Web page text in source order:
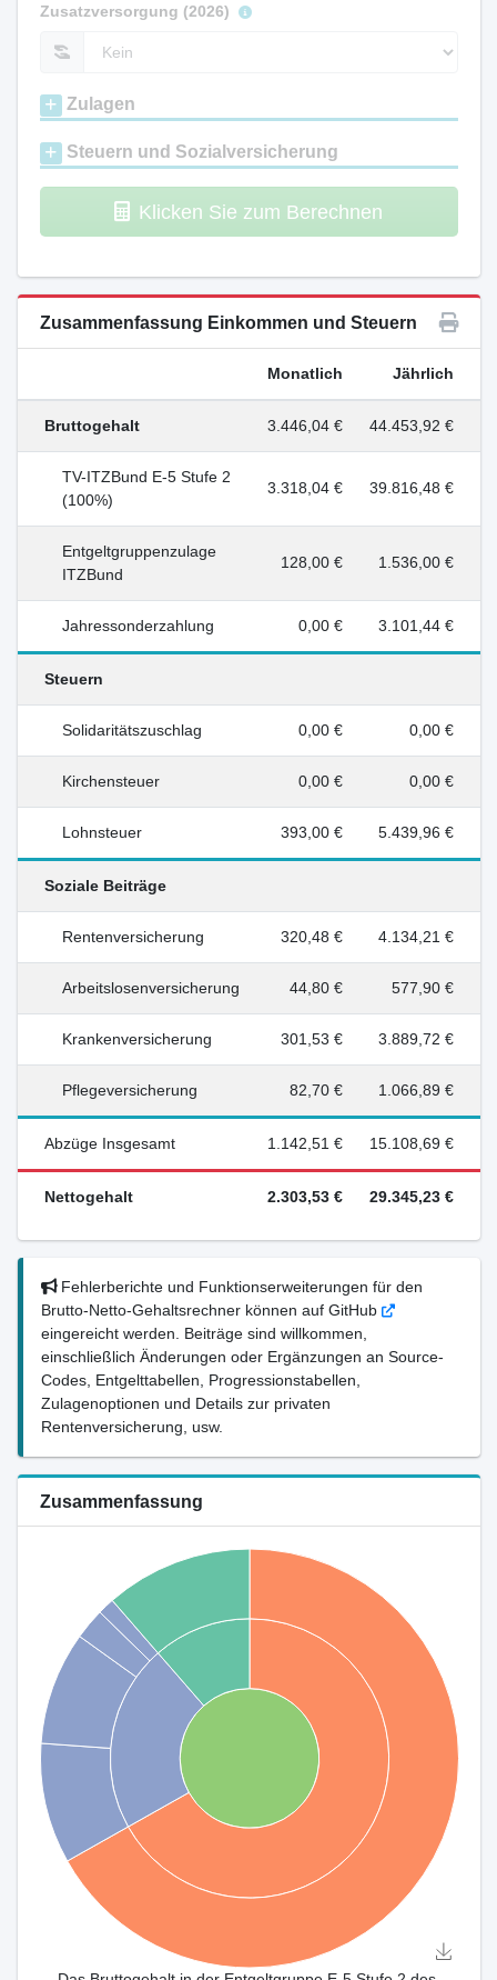
Zusatzversorgung (2026)
Zulagen
Steuern und Sozialversicherung
Klicken Sie zum Berechnen
Zusammenfassung Einkommen und Steuern
Monatlich Jährlich
Bruttogehalt 3.446,04 € 44.453,92 €
TV-ITZBund E-5 Stufe 2
(100%)
3.318,04 € 39.816,48 €
Entgeltgruppenzulage
ITZBund
128,00 € 1.536,00 €
Jahressonderzahlung 0,00 € 3.101,44 €
Steuern
Solidaritätszuschlag 0,00 € 0,00 €
Kirchensteuer 0,00 € 0,00 €
Lohnsteuer 393,00 € 5.439,96 €
Soziale Beiträge
Rentenversicherung 320,48 € 4.134,21 €
Arbeitslosenversicherung 44,80 € 577,90 €
Krankenversicherung 301,53 € 3.889,72 €
Pflegeversicherung 82,70 € 1.066,89 €
Abzüge Insgesamt 1.142,51 € 15.108,69 €
Nettogehalt 2.303,53 € 29.345,23 €
Fehlerberichte und Funktionserweiterungen für den
Brutto-Netto-Gehaltsrechner können auf GitHub
eingereicht werden. Beiträge sind willkommen,
einschließlich Änderungen oder Ergänzungen an Source-
Codes, Entgelttabellen, Progressionstabellen,
Zulagenoptionen und Details zur privaten
Rentenversicherung, usw.
Zusammenfassung